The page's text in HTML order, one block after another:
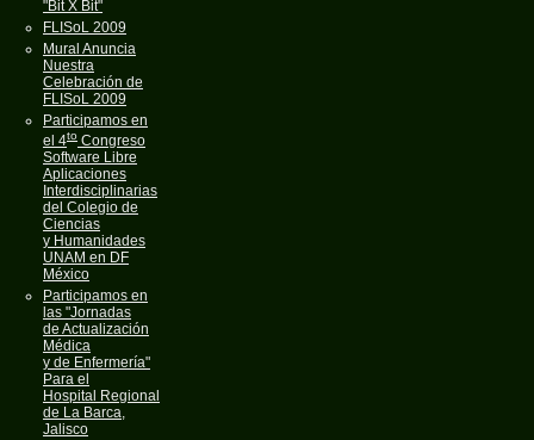
"Bit X Bit"
FLISoL 2009
Mural Anuncia
Nuestra
Celebración de
FLISoL 2009
Participamos en
el 4to Congreso
Software Libre
Aplicaciones
Interdisciplinarias
del Colegio de
Ciencias
y Humanidades
UNAM en DF
México
Participamos en
las "Jornadas
de Actualización
Médica
y de Enfermería"
Para el
Hospital Regional
de La Barca,
Jalisco